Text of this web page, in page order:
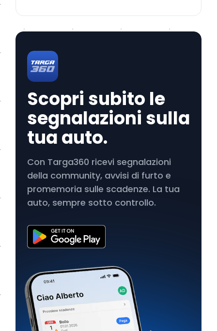
Scopri subito le
segnalazioni sulla
tua auto.
Con Targa360 ricevi segnalazioni
della community, avvisi di furto e
promemoria sulle scadenze. La tua
auto, sempre sotto controllo.